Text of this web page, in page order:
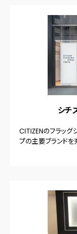
シチ
CITIZENのフラッグ
プの主要ブランドを